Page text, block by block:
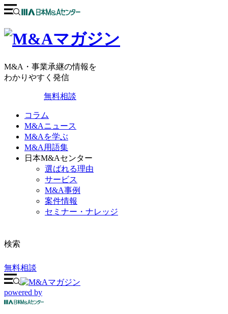
M&A・事業承継の情報を
わかりやすく発信
無料相談
コラム
M&Aニュース
M&Aを学ぶ
M&A用語集
日本M&Aセンター
選ばれる理由
サービス
M&A事例
案件情報
セミナー・ナレッジ
検索
無料相談
powered by